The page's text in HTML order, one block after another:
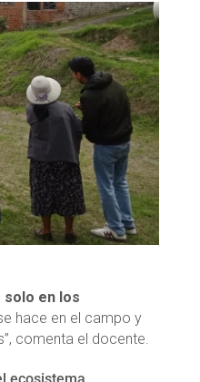
solo en los
hace en el campo y
comenta el docente.